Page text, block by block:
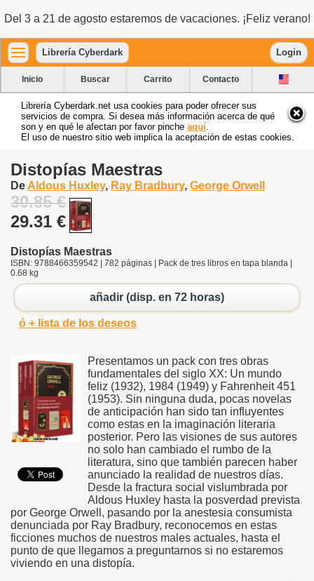
Del 3 a 21 de agosto estaremos de vacaciones. ¡Feliz verano!
Librería Cyberdark Login
Inicio Buscar Carrito Contacto
Librería Cyberdark.net usa cookies para poder ofrecer sus
servicios de compra. Si desea más información acerca de qué
son y en qué le afectan por favor pinche aquí
El uso de nuestro sitio web implica la aceptación de estas cookies.
Distopías Maestras
De Aldous Huxley, Ray Bradbury, George Orwell
30.85 €
29.31 €
Distopías Maestras
ISBN: 9788466359542 | 782 páginas | Pack de tres libros en tapa blanda |
0.68 kg
añadir (disp. en 72 horas)
ó + lista de los deseos
Presentamos un pack con tres obras
fundamentales del siglo XX: Un mundo
feliz (1932), 1984 (1949) y Fahrenheit 451
(1953). Sin ninguna duda, pocas novelas
de anticipación han sido tan influyentes
como estas en la imaginación literaria
posterior. Pero las visiones de sus autores
no solo han cambiado el rumbo de la
literatura, sino que también parecen haber
anunciado la realidad de nuestros días.
Desde la fractura social vislumbrada por
Aldous Huxley hasta la posverdad prevista
por George Orwell, pasando por la anestesia consumista
denunciada por Ray Bradbury, reconocemos en estas
ficciones muchos de nuestros males actuales, hasta el
punto de que llegamos a preguntarnos si no estaremos
viviendo en una distopía.